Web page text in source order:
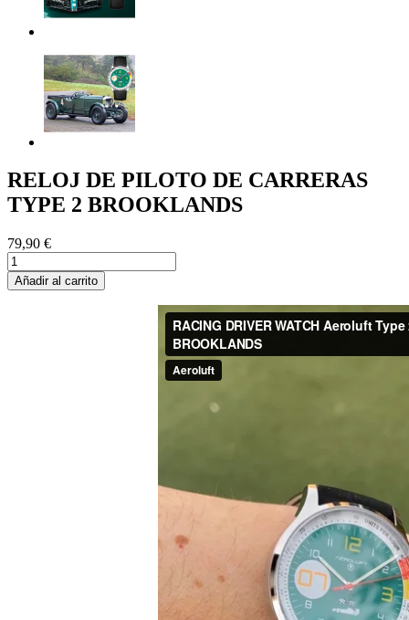
RELOJ DE PILOTO DE CARRERAS
TYPE 2 BROOKLANDS
79,90 €
Añadir al carrito